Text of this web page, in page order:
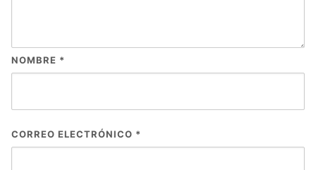
NOMBRE *
CORREO ELECTRÓNICO *